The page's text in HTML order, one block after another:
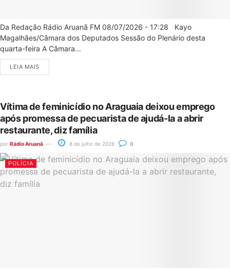
Da Redação Rádio Aruanã FM 08/07/2026 - 17:28 Kayo
Magalhães/Câmara dos Deputados Sessão do Plenário desta
quarta-feira A Câmara...
LEIA MAIS
Vítima de feminicídio no Araguaia deixou emprego
após promessa de pecuarista de ajudá-la a abrir
restaurante, diz família
por Rádio Aruanã 8 de julho de 2026 0
POLÍCIA